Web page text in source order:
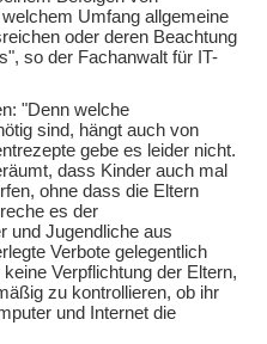
Umfang allgemeine
oder deren Beachtung
so der Fachanwalt für IT-
"Denn welche
sind, hängt auch von
gebe es leider nicht.
dass Kinder auch mal
ohne dass die Eltern
es der
und Jugendliche aus
Verbote gelegentlich
Verpflichtung der Eltern,
zu kontrollieren, ob ihr
und Internet die